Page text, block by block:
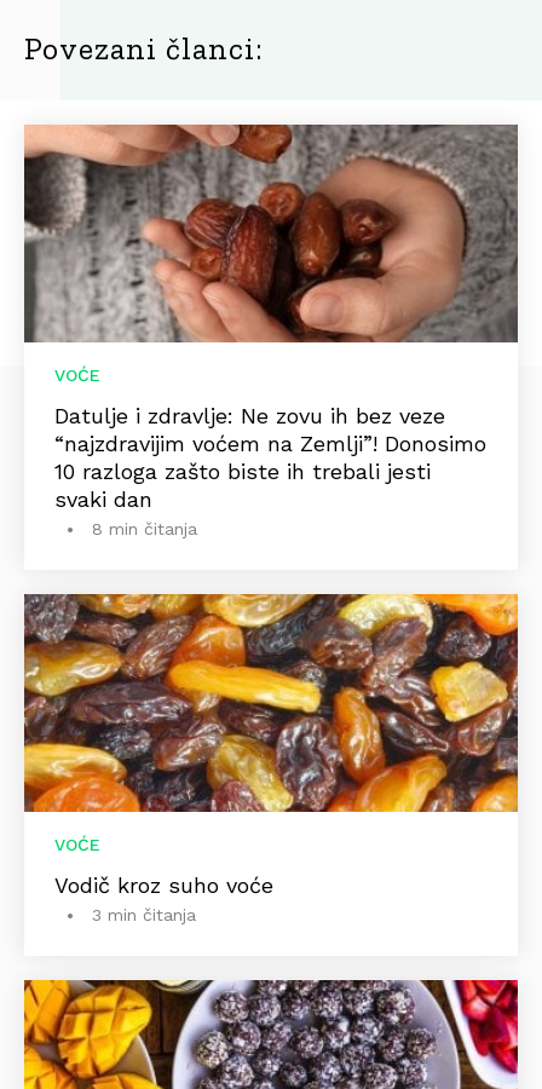
Povezani članci:
VOĆE
Datulje i zdravlje: Ne zovu ih bez veze
“najzdravijim voćem na Zemlji”! Donosimo
10 razloga zašto biste ih trebali jesti
svaki dan
8 min čitanja
VOĆE
Vodič kroz suho voće
3 min čitanja